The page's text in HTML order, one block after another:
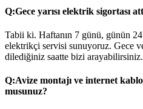
Q:Gece yarısı elektrik sigortası
Tabii ki. Haftanın 7 günü, günün
elektrikçi servisi sunuyoruz. Gece
dilediğiniz saatte bizi arayabilirsiniz.
Q:Avize montajı ve internet
musunuz?